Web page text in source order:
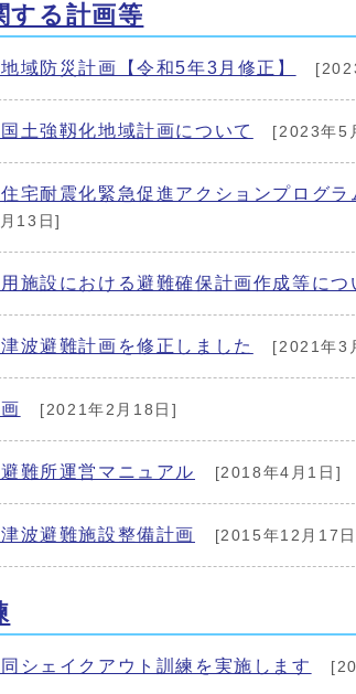
する計画等
域防災計画【令和5年3月修正】
土強靱化地域計画について [2023年5
宅耐震化緊急促進アクションプログ
13日]
施設における避難確保計画作成等につ
波避難計画を修正しました [2021年3
[2021年2月18日]
難所運営マニュアル [2018年4月1日]
波避難施設整備計画 [2015年12月17
シェイクアウト訓練を実施します